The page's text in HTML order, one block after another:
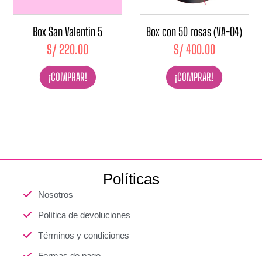
Box San Valentin 5
S/ 220.00
¡COMPRAR!
Box con 50 rosas (VA-04)
S/400.00
¡COMPRAR!
Políticas
Nosotros
Política de devoluciones
Términos y condiciones